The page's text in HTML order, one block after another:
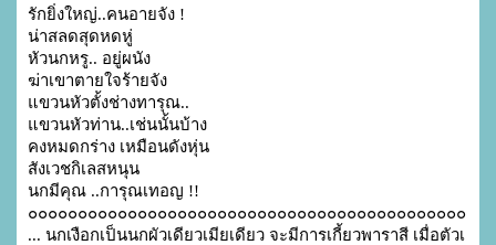
รักยิ่งใหญ่..คนอายจัง !
น่าสลดสุดหดหู่
หัวนกหรู.. อยู่ผนัง
ฆ่าเขาตายใจร้ายจัง
แขวนหัวตั้งช่างทารุณ..
แขวนหัวท่าน..เช่นนั้นบ้าง
คงหมดกร่าง เหมือนดังหุ่น
สังเวชกิเลสหนุน
นกมีคุณ ..การุณเทอญ !!
๐๐๐๐๐๐๐๐๐๐๐๐๐๐๐๐๐๐๐๐๐๐๐๐๐๐๐๐๐๐๐๐๐๐๐๐๐๐๐๐๐๐๐๐
... นกเงือกเป็นนกผัวเดียวเมียเดียว จะมีการเกี้ยวพาราสี เมื่อตัวเ